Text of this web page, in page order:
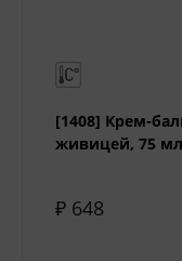
[1408] Крем-
живицей, 75 мл
₽ 648